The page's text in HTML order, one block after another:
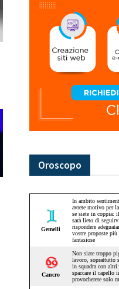
Oroscopo